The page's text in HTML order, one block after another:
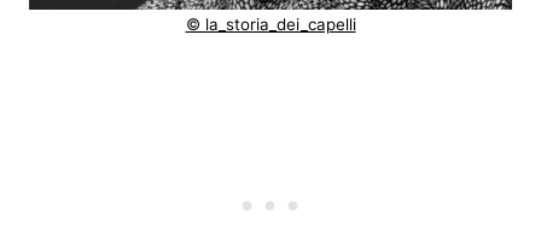
© la_storia_dei_capelli